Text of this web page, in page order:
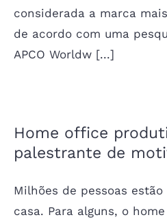
considerada a marca
de acordo com uma
APCO Worldw [...]
Home office
palestrante de
Milhões de pessoas
casa. Para alguns, o